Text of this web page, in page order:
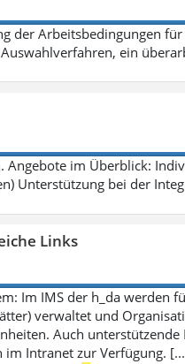
der Arbeitsbedingungen
ein
Angebote im Überblick:
Unterstützung bei der
Links
Im IMS der h_da werden
verwaltet und
Auch
im Intranet zur Verfügung.